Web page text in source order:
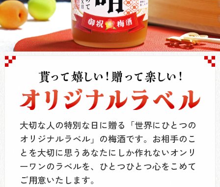
大切な人の特別な日に贈る「世界にひとつの
オリジナルラベル」の梅酒です。お相手のこ
とを大切に思うあなたにしか作れないオンリ
ーワンのラベルを、ひとつひとつ心をこめて
ご用意いたします。